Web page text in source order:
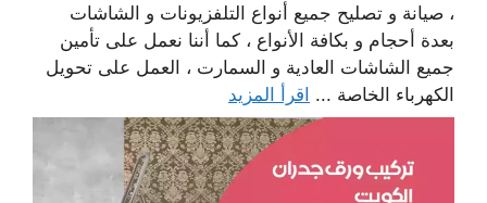
، صيانة و تصليح جميع أنواع التلفزيونات و الشاشات
بعدة أحجام و بكافة الأنواع ، كما أننا نعمل على تأمين
جميع الشاشات العادية و السمارت ، العمل على تحويل
الكهرباء الخاصة ... اقرأ المزيد